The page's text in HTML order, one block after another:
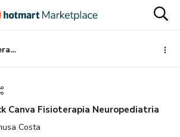
Pack Canva Fisioterapia Neuropediatria
Canva Fisioterapia Neuropediatria
Costa